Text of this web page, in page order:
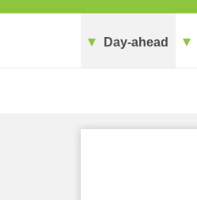
Day-ahead